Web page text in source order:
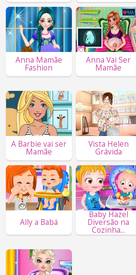
Anna Mamãe
Fashion
Anna Vai Ser
Mamãe
A Barbie vai ser
Mamãe
Vista Helen
Grávida
Ally a Babá
Baby Hazel
Diversão na
Cozinha...